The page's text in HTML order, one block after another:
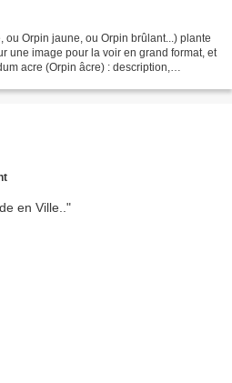
ou Orpin jaune, ou Orpin brûlant...) plante
une image pour la voir en grand format, et
acre (Orpin âcre) : description,